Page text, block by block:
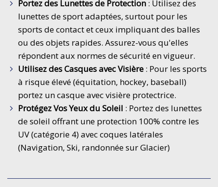
Portez des Lunettes de Protection : Utilisez des
lunettes de sport adaptées, surtout pour les
sports de contact et ceux impliquant des balles
ou des objets rapides. Assurez-vous qu'elles
répondent aux normes de sécurité en vigueur.
Utilisez des Casques avec Visière : Pour les sports
à risque élevé (équitation, hockey, baseball)
portez un casque avec visière protectrice.
Protégez Vos Yeux du Soleil : Portez des lunettes
de soleil offrant une protection 100% contre les
UV (catégorie 4) avec coques latérales
(Navigation, Ski, randonnée sur Glacier)